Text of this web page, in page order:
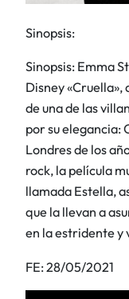
Sinopsis:
Sinopsis: Emma
Disney «Cruella»,
de una de las
por su elegancia:
Londres de los
rock, la película
llamada Estella,
que la llevan a
en la estridente y
FE: 28/05/2021